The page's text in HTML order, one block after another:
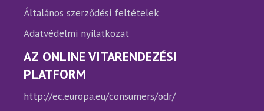
Általános szerződési feltételek
Adatvédelmi nyilatkozat
AZ ONLINE VITARENDEZÉSI
PLATFORM
http://ec.europa.eu/consumers/odr/